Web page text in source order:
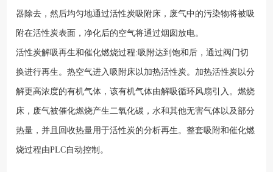
器除去，然后均匀地通过活性炭吸附床，废气中的污染物将被吸
附在活性炭表面，净化后的空气将通过烟囱放电。
活性炭解吸再生和催化燃烧过程:吸附达到饱和后，通过阀门切
换进行再生。热空气进入吸附床以加热活性炭。加热活性炭以分
解更高浓度的有机气体，该有机气体由解吸循环风扇引入。燃烧
床，废气被催化燃烧产生二氧化碳，水和其他无害气体以及部分
热量，并且回收热量用于活性炭的分析再生。整套吸附和催化燃
烧过程由PLC自动控制。